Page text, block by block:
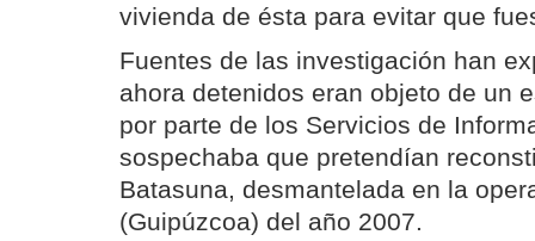
vivienda de ésta para evitar que
Fuentes de las investigación han
ahora detenidos eran objeto de un
por parte de los Servicios de
sospechaba que pretendían
Batasuna, desmantelada en la
(Guipúzcoa) del año 2007.